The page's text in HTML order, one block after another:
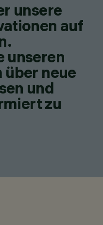
unsere
auf
unseren
über neue
und
zu